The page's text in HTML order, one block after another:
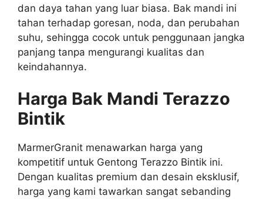
dan daya tahan yang luar biasa. Bak mandi ini
tahan terhadap goresan, noda, dan perubahan
suhu, sehingga cocok untuk penggunaan jangka
panjang tanpa mengurangi kualitas dan
keindahannya.
Harga Bak Mandi Terazzo
Bintik
MarmerGranit menawarkan harga yang
kompetitif untuk Gentong Terazzo Bintik ini.
Dengan kualitas premium dan desain eksklusif,
harga yang kami tawarkan sangat sebanding